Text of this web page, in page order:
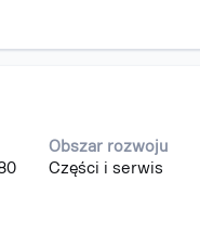
aby
ofert
pracy.
Obszar rozwoju
Części i serwis